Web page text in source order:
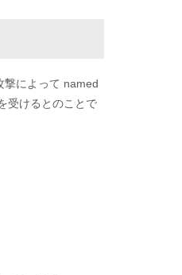
撃によって named
受けるとのことで